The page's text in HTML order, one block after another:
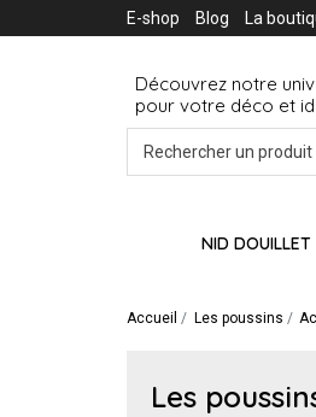
E-shop Blog La
Découvrez notre
pour votre déco et
NID DOUILLET
Accueil Les poussins
Les